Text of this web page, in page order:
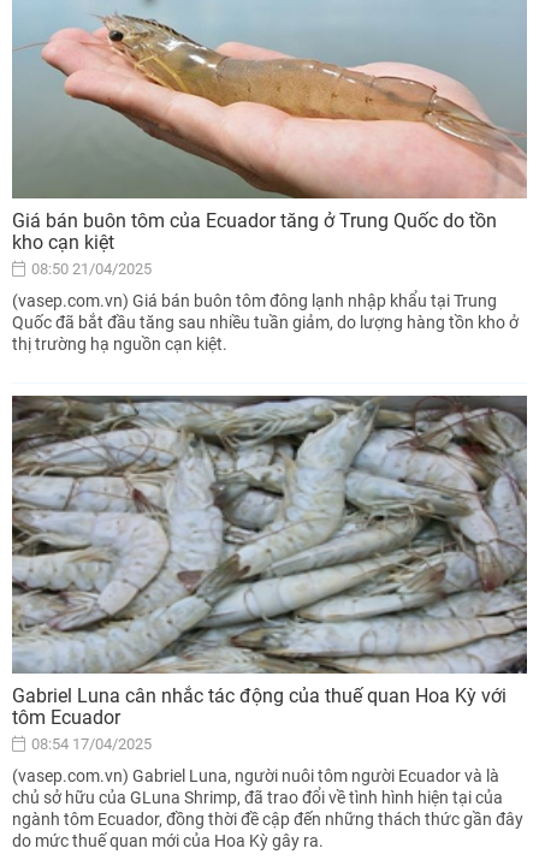
Giá bán buôn tôm của Ecuador tăng ở Trung Quốc do tồn
kho cạn kiệt
08:50 21/04/2025
(vasep.com.vn) Giá bán buôn tôm đông lạnh nhập khẩu tại Trung
Quốc đã bắt đầu tăng sau nhiều tuần giảm, do lượng hàng tồn kho ở
thị trường hạ nguồn cạn kiệt.
Gabriel Luna cân nhắc tác động của thuế quan Hoa Kỳ với
tôm Ecuador
08:54 17/04/2025
(vasep.com.vn) Gabriel Luna, người nuôi tôm người Ecuador và là
chủ sở hữu của GLuna Shrimp, đã trao đổi về tình hình hiện tại của
ngành tôm Ecuador, đồng thời đề cập đến những thách thức gần đây
do mức thuế quan mới của Hoa Kỳ gây ra.